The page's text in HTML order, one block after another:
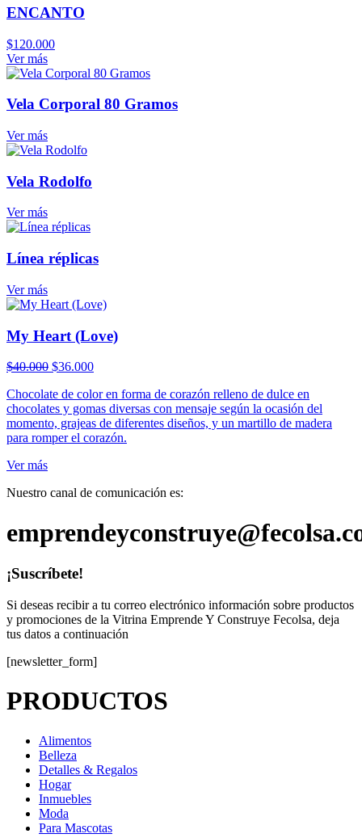
ENCANTO
$120.000
Ver más
Vela Corporal 80 Gramos
Ver más
Vela Rodolfo
Ver más
Línea réplicas
Ver más
My Heart (Love)
$40.000 El
original
era:
$40.000.
$36.000El
actual
es:
$36.000.
Chocolate de color en forma de corazón relleno de dulce en
chocolates y gomas diversas con mensaje según la ocasión del
momento, grajeas de diferentes diseños, y un martillo de madera
para romper el corazón.
Ver más
Nuestro canal de comunicación es:
¡Suscríbete!
Si deseas recibir a tu correo electrónico información sobre productos
y promociones de la Vitrina Emprende Y Construye Fecolsa, deja
tus datos a continuación
[newsletter_form]
PRODUCTOS
Alimentos
Belleza
Detalles & Regalos
Hogar
Inmuebles
Moda
Para Mascotas